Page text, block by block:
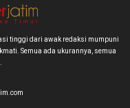
tinggi dari awak redaksi mumpuni
Semua ada ukurannya, semua